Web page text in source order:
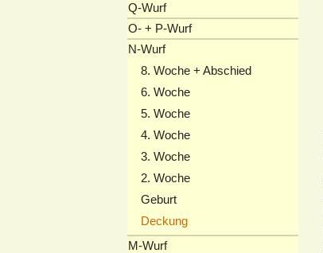
Q-Wurf
O- + P-Wurf
N-Wurf
8. Woche + Abschied
6. Woche
5. Woche
4. Woche
3. Woche
2. Woche
Geburt
Deckung
M-Wurf